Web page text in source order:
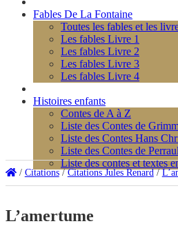
Fables De La Fontaine
Toutes les fables et les
Les fables Livre 1
Les fables Livre 2
Les fables Livre 3
Les fables Livre 4
Histoires enfants
Contes de A à Z
Liste des Contes de
Liste des Contes Hans
Liste des Contes de
Liste des contes et textes
/ Citations/Citations Jules Renard/
L’amertume